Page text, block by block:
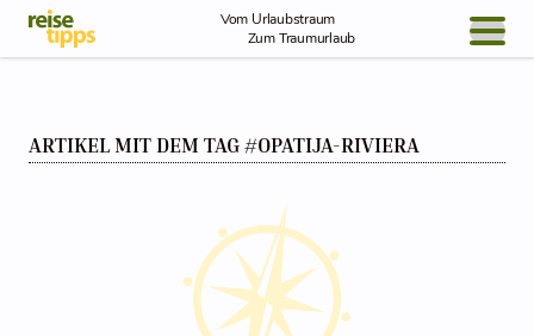
Skip to Content
Vom Urlaubstraum
Zum Traumurlaub
NEWS
ARTIKEL MIT DEM TAG #OPATIJA-RIVIERA